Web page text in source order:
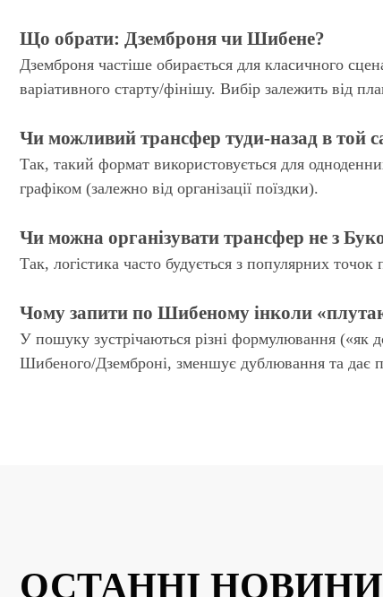
Що обрати: Дземброня чи Шибене?
Дземброня частіше обирається для класичного
варіативного старту/фінішу. Вибір залежить від
Чи можливий трансфер туди-назад в той
Так, такий формат використовується для
графіком (залежно від організації поїздки).
Чи можна організувати трансфер не з
Так, логістика часто будується з популярних
Чому запити по Шибеному інколи
У пошуку зустрічаються різні формулювання («як
Шибеного/Дземброні, зменшує дублювання та дає
ОСТАННІ НОВИНИ